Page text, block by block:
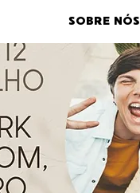
SOBRE NÓS